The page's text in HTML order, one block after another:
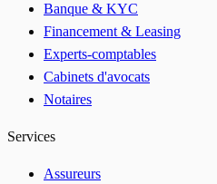
Banque & KYC
Financement & Leasing
Experts-comptables
Cabinets d'avocats
Notaires
Services
Assureurs